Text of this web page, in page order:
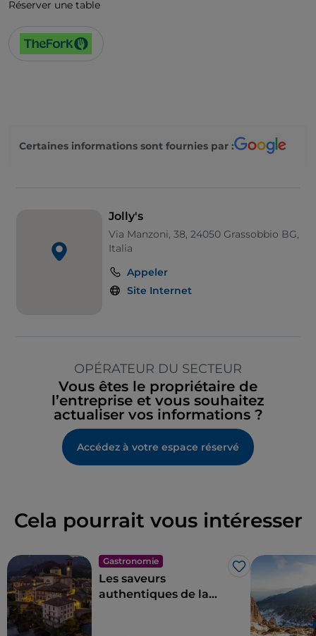
Réserver une table
Certaines informations sont fournies par :
Jolly's
Via Manzoni, 38, 24050 Grassobbio BG,
Italia
Appeler
Site Internet
OPÉRATEUR DU SECTEUR
Vous êtes le propriétaire de
l’entreprise et vous souhaitez
actualiser vos informations ?
Accédez à votre espace réservé
Cela pourrait vous intéresser
Gastronomie
J’aime
Les saveurs
authentiques de la